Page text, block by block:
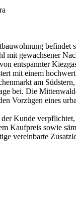
gewachsener
entspannter
mit einem
am
bei. Die
Vorzügen eines
Kunde
Kaufpreis sowie
vereinbarte